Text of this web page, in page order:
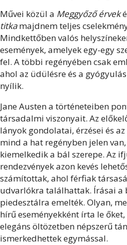
Művei közül a Meggyőző érvek
titkamajdnem teljes
Mindkettőben valós
események, amelyek egy-egy
fel. A többi regényében csak
ahol az üdülésre és a
nyílik.
Jane Austen a történeteiben
társadalmi viszonyait. Az
lányok gondolatai, érzései és
mind a hat regényben jelen
kiemelkedik a bál szerepe. Az
rendezvények azon kevés
számítottak, ahol férfiak
udvarlókra találhattak. Írásai a
piedesztálra emelték. Olyan,
hírű eseményekként írta le
elegáns öltözetben népszerű
ismerkedhettek egymással.